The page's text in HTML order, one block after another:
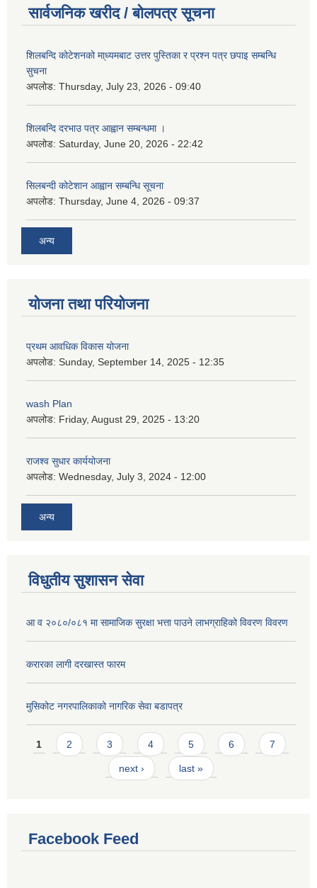
सार्वजनिक खरीद / बोलपत्र सूचना
शिलबन्दि कोटेशनको मा्ध्यमबाट उत्तर पुस्तिका र प्रश्न पत्र छपाइ सम्बन्धि
सुचना
अपलोड: Thursday, July 23, 2026 - 09:40
शिलबन्दि दरभाउ पत्र आह्वान सम्बन्धमा ।
अपलोड: Saturday, June 20, 2026 - 22:42
सिलबन्दी कोटेशान आह्वान सम्बन्धि सूचना
अपलोड: Thursday, June 4, 2026 - 09:37
अन्य
योजना तथा परियोजना
प्रथम आवधिक विकास योजना
अपलोड: Sunday, September 14, 2025 - 12:35
wash Plan
अपलोड: Friday, August 29, 2025 - 13:20
राजश्व सुधार कार्ययोजना
अपलोड: Wednesday, July 3, 2024 - 12:00
अन्य
विधुतीय सुशासन सेवा
आ व २०८०/०८१ मा सामाजिक सुरक्षा भत्ता पाउने लाभग्राहिको विवरण विवरण
करारका लागी दरखास्त फारम
मुसिकोट नगरपालिकाको नागरिक सेवा बडापत्र
Pages
1 2 3 4 5 6 7
next › last »
Facebook Feed